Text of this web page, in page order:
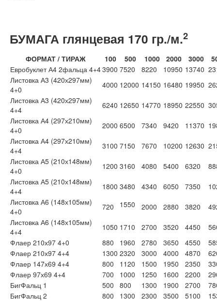
БУМАГА глянцевая 170 гр./м.2
ФОРМАТ / ТИРАЖ 100 500 1000 2000 3000
Евробуклет А4 2фальца 4+43900 7520 8220 10950 13740
Листовка А3 (420х297мм)
4+0
4000 12000 14150 16480 19950
Листовка А3 (420х297мм)
4+4
6240 12650 14770 18950 22550
Листовка А4 (297х210мм)
4+0
2000 6500 7340 9420 11370
Листовка А4 (297х210мм)
4+4
3100 7150 7670 10200 12630
Листовка А5 (210х148мм)
4+0
1200 3160 4080 5400 6320
Листовка А5 (210х148мм)
4+4
1800 3480 4340 6050 7350
Листовка А6 (148х105мм)
4+0
720 1550 2000 2880 3820
Листовка А6 (148х105мм)
4+4
1050 1710 2700 3520 4450
Флаер 210х97 4+0
880 1960 2780 3650 4550
Флаер 210х97 4+4
1300 2320 3000 4000 4870
Флаер 147х69 4+4
800 1120 1500 1950 2350
Флаер 97х69 4+4
700 1000 1250 1600 2200
БигФальц 1
500 800 1300 1900 2700
БигФальц 2
800 1300 2300 3500 5100